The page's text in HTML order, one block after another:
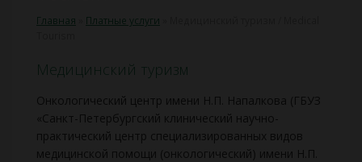
Главная Платные услуги
Медицинский туризм
Онкологический центр имени Н.П. Напалкова (ГБУЗ
«Санкт-Петербургский клинический научно-
практический центр специализированных видов
медицинской помощи (онкологический) имени Н.П.